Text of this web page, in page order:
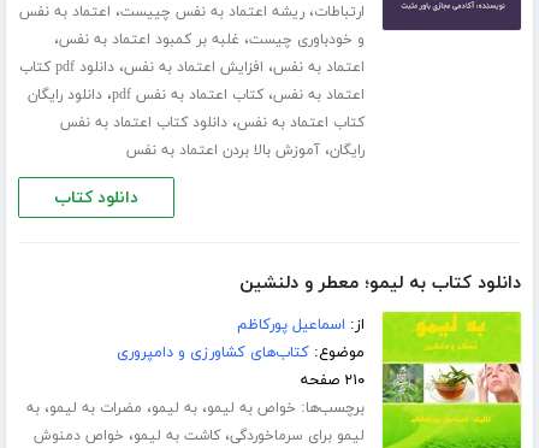
ارتباطات،ریشه اعتماد به نفس چییست، اعتماد به نفس
و خودباوری چیست، غلبه بر کمبود اعتماد به نفس،
اعتماد به نفس، افزایش اعتماد به نفس،
دانلود pdf کتاب
اعتماد به نفس،کتاب اعتماد به نفس pdf ،دانلود رایگان
کتاب اعتماد به نفس،دانلود کتاب اعتماد به نفس
رایگان،آموزش بالا بردن اعتماد به نفس
دانلود کتاب
دانلود کتاب به لیمو؛ معطر و دلنشین
از: اسماعیل پورکاظم
موضوع:کتاب‌های کشاورزی و دامپروری
۲۱۰ صفحه
برچسب‌ها: خواص به لیمو،به لیمو، مضرات به لیمو،به
لیمو برای سرماخوردگی،کاشت به لیمو، خواص دمنوش